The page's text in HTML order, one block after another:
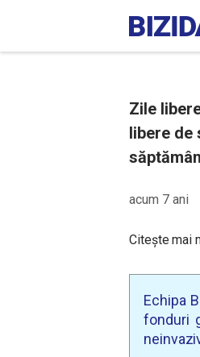
Zile
libere de
acum 7 ani
Citește mai
Echipa
fonduri